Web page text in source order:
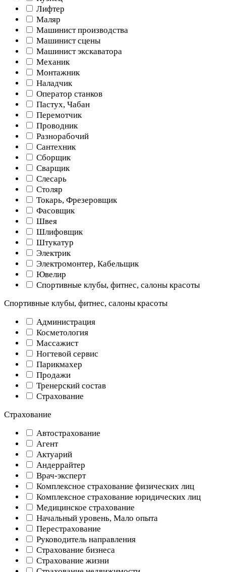
Лифтер
Маляр
Машинист производства
Машинист сцены
Машинист экскаватора
Механик
Монтажник
Наладчик
Оператор станков
Пастух, Чабан
Перемотчик
Проводник
Разнорабочий
Сантехник
Сборщик
Сварщик
Слесарь
Столяр
Токарь, Фрезеровщик
Фасовщик
Швея
Шлифовщик
Штукатур
Электрик
Электромонтер, Кабельщик
Ювелир
Спортивные клубы, фитнес, салоны красоты
Спортивные клубы, фитнес, салоны красоты
Администрация
Косметология
Массажист
Ногтевой сервис
Парикмахер
Продажи
Тренерский состав
Страхование
Страхование
Автострахование
Агент
Актуарий
Андеррайтер
Врач-эксперт
Комплексное страхование физических лиц
Комплексное страхование юридических лиц
Медицинское страхование
Начальный уровень, Мало опыта
Перестрахование
Руководитель направления
Страхование бизнеса
Страхование жизни